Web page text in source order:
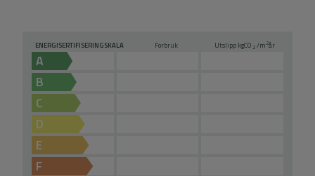
ENERGISERTIFISERINGSKALA Forbruk Utslipp kgCO2/m2år
A
B
C
D
E
F